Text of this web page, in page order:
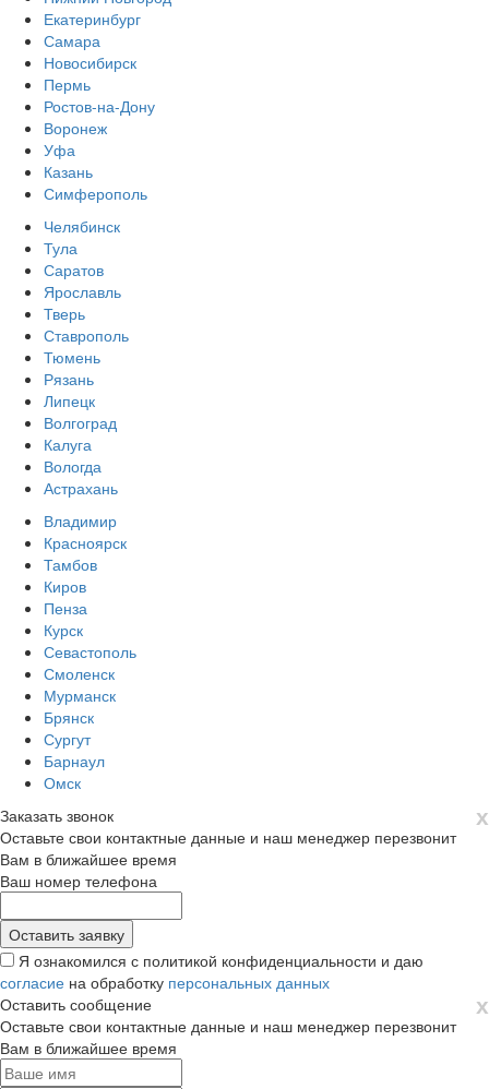
Екатеринбург
Самара
Новосибирск
Пермь
Ростов-на-Дону
Воронеж
Уфа
Казань
Симферополь
Челябинск
Тула
Саратов
Ярославль
Тверь
Ставрополь
Тюмень
Рязань
Липецк
Волгоград
Калуга
Вологда
Астрахань
Владимир
Красноярск
Тамбов
Киров
Пенза
Курск
Севастополь
Смоленск
Мурманск
Брянск
Сургут
Барнаул
Омск
х
Заказать звонок
Оставьте свои контактные данные и наш менеджер перезвонит
Вам в ближайшее время
Ваш номер телефона
Я ознакомился с политикой конфиденциальности и даю
согласие на обработку персональных данных
х
Оставить сообщение
Оставьте свои контактные данные и наш менеджер перезвонит
Вам в ближайшее время